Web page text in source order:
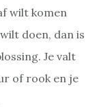
wilt komen
doen, dan is
Je valt
of rook en je